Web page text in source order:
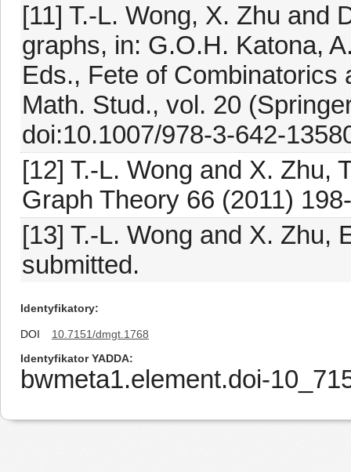
[11] T.-L. Wong, X. Zhu and
graphs, in: G.O.H. Katona,
Eds., Fete of
Math. Stud., vol. 20
doi:10.1007/978-3-642-
[12] T.-L. Wong and X. Zhu,
Graph Theory 66 (2011)
[13] T.-L. Wong and X. Zhu,
submitted.
Identyfikatory
DOI
10.7151/dmgt.1768
Identyfikator YADDA
bwmeta1.element.doi-